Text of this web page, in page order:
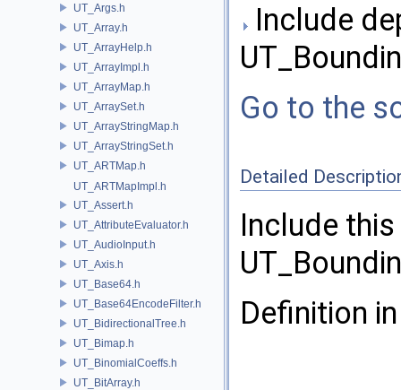
UT_Args.h
UT_Array.h
UT_ArrayHelp.h
UT_ArrayImpl.h
UT_ArrayMap.h
UT_ArraySet.h
UT_ArrayStringMap.h
UT_ArrayStringSet.h
UT_ARTMap.h
UT_ARTMapImpl.h
UT_Assert.h
UT_AttributeEvaluator.h
UT_AudioInput.h
UT_Axis.h
UT_Base64.h
UT_Base64EncodeFilter.h
UT_BidirectionalTree.h
UT_Bimap.h
UT_BinomialCoeffs.h
UT_BitArray.h
Include
Go to the
Detailed
Include
Definition